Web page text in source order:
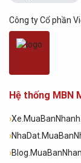
Công ty Cổ phần
Hệ thống MBN
›
›
›